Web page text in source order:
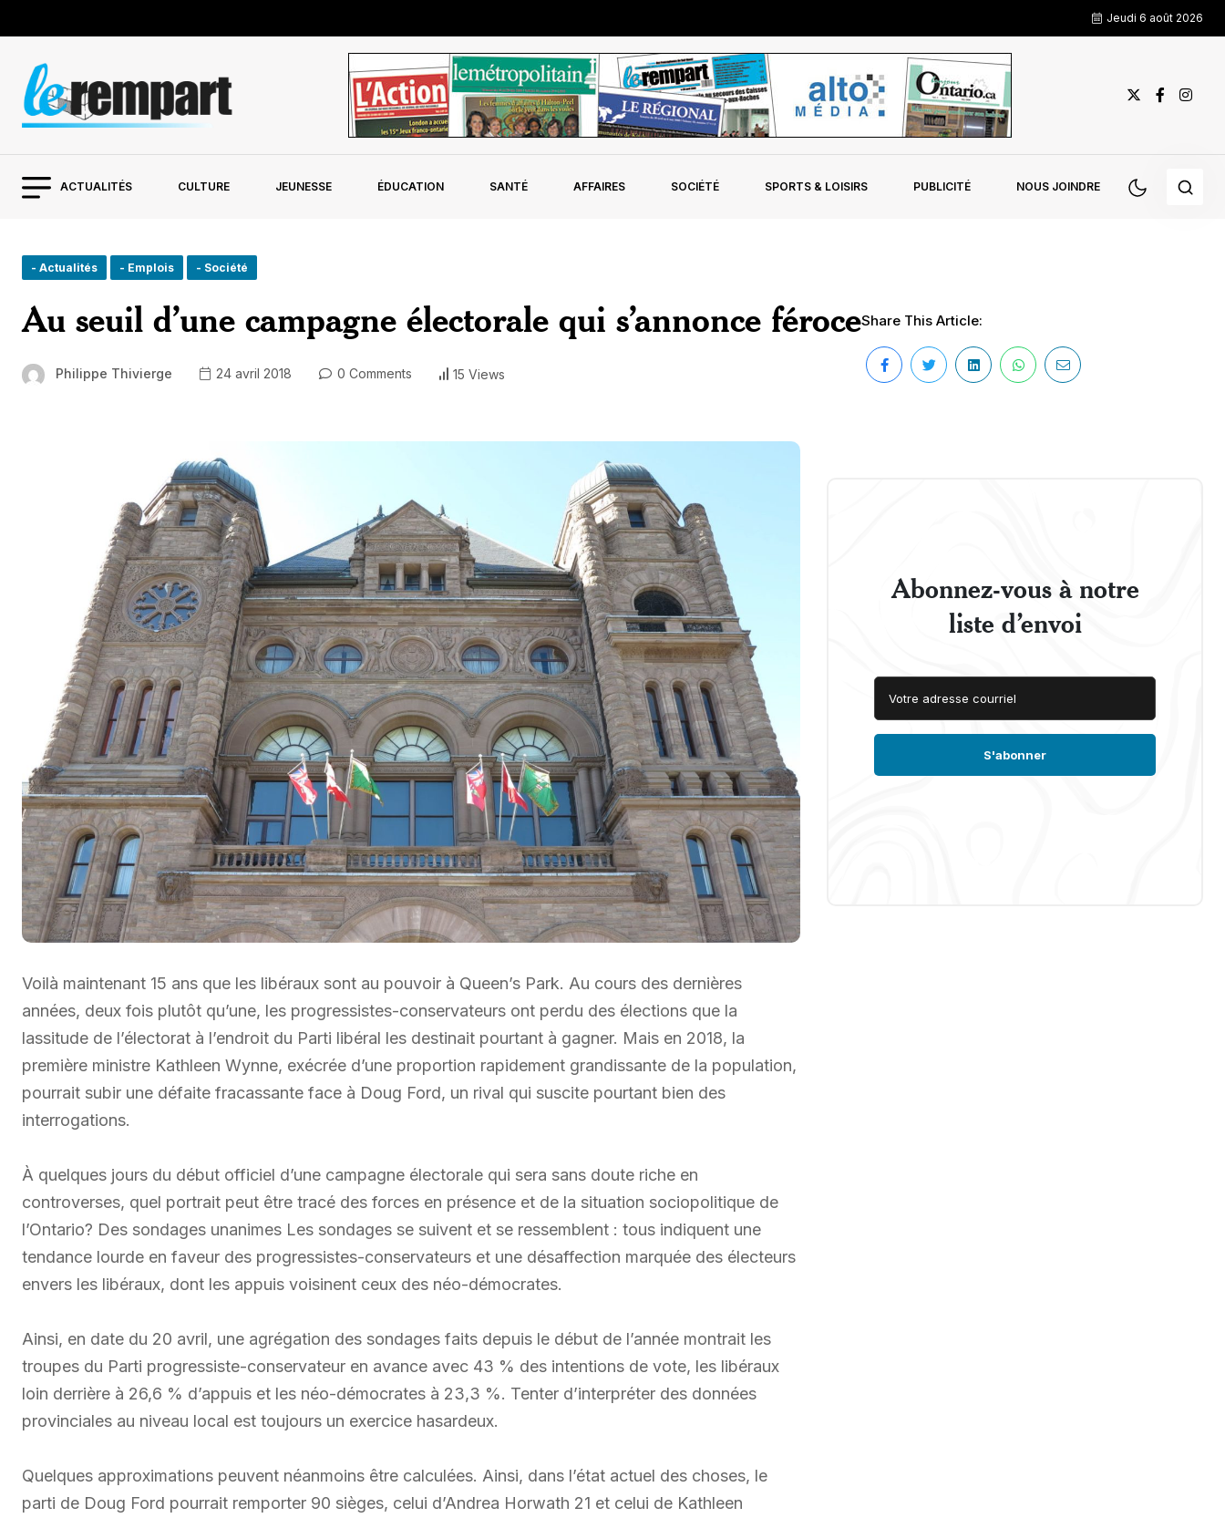
Jeudi 6 août 2026
ACTUALITÉS CULTURE JEUNESSE ÉDUCATION SANTÉ AFFAIRES SOCIÉTÉ SPORTS & LOISIRS PUBLICITÉ NOUS JOINDRE
- Actualités - Emplois - Société
Au seuil d’une campagne électorale qui s’annonce féroce
Philippe Thivierge 24 avril 2018 0 Comments 15 Views
Share This Article:
Voilà maintenant 15 ans que les libéraux sont au pouvoir à Queen’s Park. Au cours des dernières
années, deux fois plutôt qu’une, les progressistes-conservateurs ont perdu des élections que la
lassitude de l’électorat à l’endroit du Parti libéral les destinait pourtant à gagner. Mais en 2018, la
première ministre Kathleen Wynne, exécrée d’une proportion rapidement grandissante de la population,
pourrait subir une défaite fracassante face à Doug Ford, un rival qui suscite pourtant bien des
interrogations.
À quelques jours du début officiel d’une campagne électorale qui sera sans doute riche en
controverses, quel portrait peut être tracé des forces en présence et de la situation sociopolitique de
l’Ontario? Des sondages unanimes Les sondages se suivent et se ressemblent : tous indiquent une
tendance lourde en faveur des progressistes-conservateurs et une désaffection marquée des électeurs
envers les libéraux, dont les appuis voisinent ceux des néo-démocrates.
Ainsi, en date du 20 avril, une agrégation des sondages faits depuis le début de l’année montrait les
troupes du Parti progressiste-conservateur en avance avec 43 % des intentions de vote, les libéraux
loin derrière à 26,6 % d’appuis et les néo-démocrates à 23,3 %. Tenter d’interpréter des données
provinciales au niveau local est toujours un exercice hasardeux.
Quelques approximations peuvent néanmoins être calculées. Ainsi, dans l’état actuel des choses, le
parti de Doug Ford pourrait remporter 90 sièges, celui d’Andrea Horwath 21 et celui de Kathleen
Abonnez-vous à notre
liste d’envoi